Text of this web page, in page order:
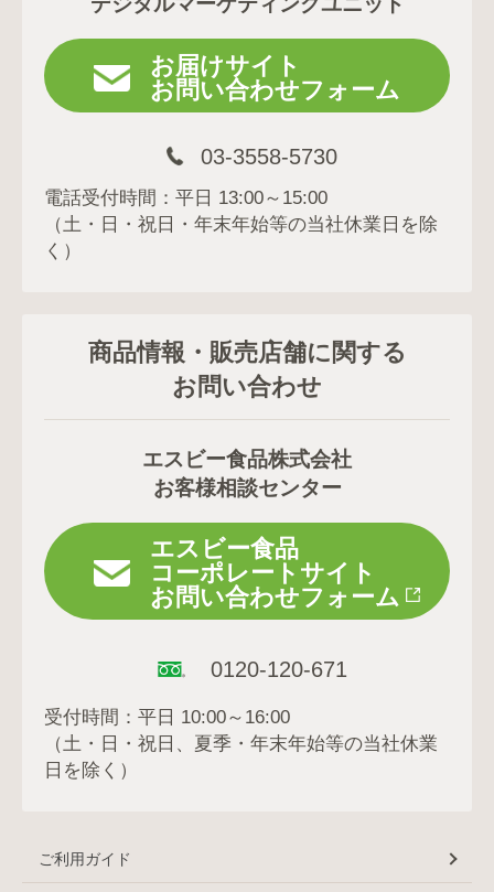
お届けサイト
お問い合わせフォーム
03-3558-5730
電話受付時間：平日 13:00～15:00
（土・日・祝日・年末年始等の当社休業日を除
く）
商品情報・販売店舗に関する
お問い合わせ
エスビー食品株式会社
お客様相談センター
エスビー食品
コーポレートサイト
お問い合わせフォーム
0120-120-671
受付時間：平日 10:00～16:00
（土・日・祝日、夏季・年末年始等の当社休業
日を除く）
ご利用ガイド